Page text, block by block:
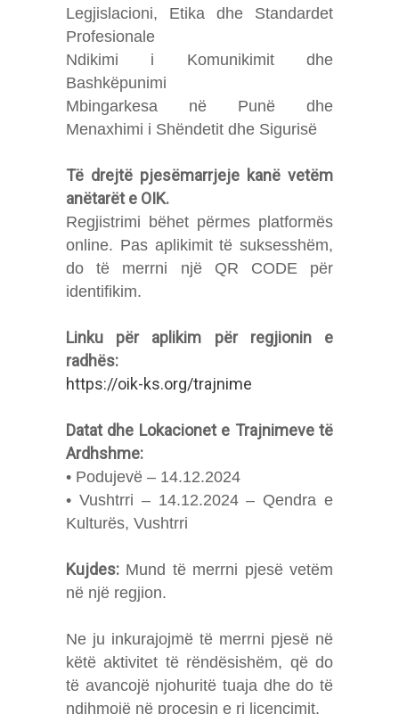
Legjislacioni, Etika dhe Standardet
Profesionale
Ndikimi i Komunikimit dhe
Bashkëpunimi
Mbingarkesa në Punë dhe
Menaxhimi i Shëndetit dhe Sigurisë
Të drejtë pjesëmarrjeje kanë vetëm
anëtarët e OIK.
Regjistrimi bëhet përmes platformës
online. Pas aplikimit të suksesshëm,
do të merrni një QR CODE për
identifikim.
Linku për aplikim për regjionin e
radhës:
https://oik-ks.org/trajnime
Datat dhe Lokacionet e Trajnimeve të
Ardhshme:
• Podujevë – 14.12.2024
• Vushtrri – 14.12.2024 – Qendra e
Kulturës, Vushtrri
Kujdes: Mund të merrni pjesë vetëm
në një regjion.
Ne ju inkurajojmë të merrni pjesë në
këtë aktivitet të rëndësishëm, që do
të avancojë njohuritë tuaja dhe do të
ndihmojë në procesin e ri licencimit.